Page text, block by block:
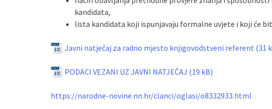
kandidata,
lista kandidata koji ispunjavaju formalne uvjete i koji će
Javni natječaj za radno mjesto knjigovodstveni referent
PODACI VEZANI UZ JAVNI NATJEČAJ
https://narodne-novine.nn.hr/clanci/oglasi/o8332933.html